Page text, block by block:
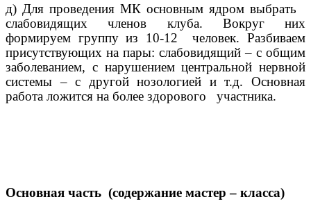
д) Для проведения МК основным ядром выбрать
слабовидящих членов клуба. Вокруг них
формируем группу из 10-12
человек. Разбиваем
присутствующих на пары: слабовидящий – с общим
заболеванием, с нарушением центральной нервной
системы – с другой нозологией и т.д. Основная
работа ложится на более здорового
участника.
Основная часть (содержание мастер – класса)